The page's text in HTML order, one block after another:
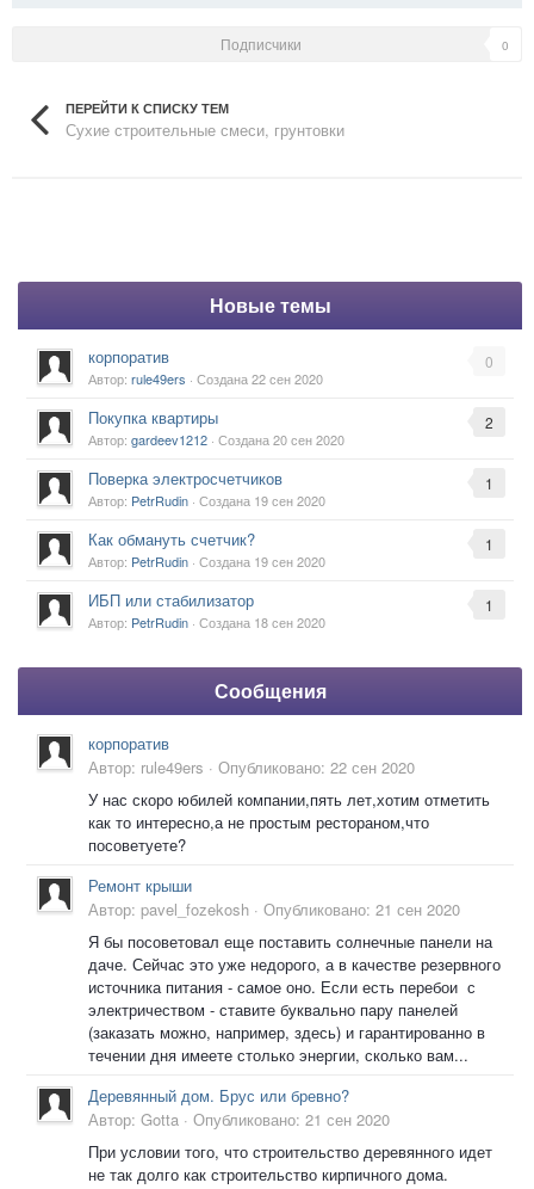
Подписчики 0
ПЕРЕЙТИ К СПИСКУ ТЕМ
Сухие строительные смеси, грунтовки
Новые темы
0
корпоратив
Автор: rule49ers · Создана22 сен 2020
2
Покупка квартиры
Автор: gardeev1212 · Создана20 сен 2020
1
Поверка электросчетчиков
Автор: PetrRudin · Создана 19 сен 2020
1
Как обмануть счетчик?
Автор: PetrRudin · Создана 19 сен 2020
1
ИБП или стабилизатор
Автор: PetrRudin · Создана 18 сен 2020
Сообщения
корпоратив
Автор: rule49ers · Опубликовано: 22 сен 2020
У нас скоро юбилей компании,пять лет,хотим отметить
как то интересно,а не простым рестораном,что
посоветуете?
Ремонт крыши
Автор: pavel_fozekosh · Опубликовано: 21 сен 2020
Я бы посоветовал еще поставить солнечные панели на
даче. Сейчас это уже недорого, а в качестве резервного
источника питания - самое оно. Если есть перебои с
электричеством - ставите буквально пару панелей
(заказать можно, например, здесь) и гарантированно в
течении дня имеете столько энергии, сколько вам...
Деревянный дом. Брус или бревно?
Автор: Gotta · Опубликовано: 21 сен 2020
При условии того, что строительство деревянного идет
не так долго как строительство кирпичного дома.